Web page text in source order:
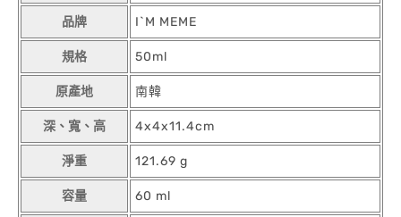
品牌 I`M MEME
規格 50ml
原產地 南韓
深、寬、高 4x4x11.4cm
淨重 121.69 g
容量 60 ml